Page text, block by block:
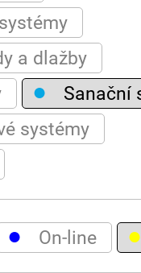
a dlažby
● Sanační
systémy
● On-line ●